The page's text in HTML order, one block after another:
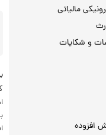
مالیاتی
و شکایات
افزوده